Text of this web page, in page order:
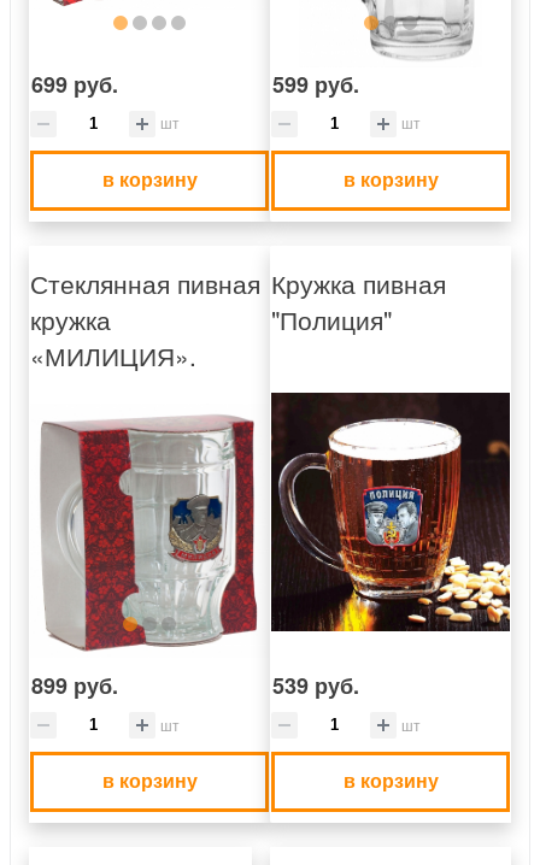
699 руб.
шт
в корзину
599 руб.
шт
в корзину
Стеклянная пивная
кружка
«МИЛИЦИЯ».
899 руб.
шт
в корзину
Кружка пивная
"Полиция"
539 руб.
шт
в корзину